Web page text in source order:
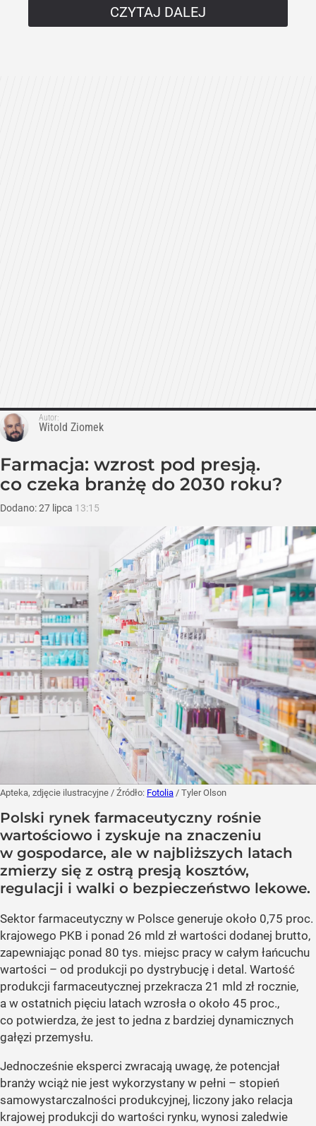
CZYTAJ DALEJ
Autor:
Witold Ziomek
Farmacja: wzrost pod presją.
co czeka branżę do 2030 roku?
Dodano:27 lipca 13:15
Apteka, zdjęcie ilustracyjne / Źródło: Fotolia / Tyler Olson
Polski rynek farmaceutyczny rośnie
wartościowo i zyskuje na znaczeniu
w gospodarce, ale w najbliższych latach
zmierzy się z ostrą presją kosztów,
regulacji i walki o bezpieczeństwo lekowe.
Sektor farmaceutyczny w Polsce generuje około 0,75 proc.
krajowego PKB i ponad 26 mld zł wartości dodanej brutto,
zapewniając ponad 80 tys. miejsc pracy w całym łańcuchu
wartości – od produkcji po dystrybucję i detal. Wartość
produkcji farmaceutycznej przekracza 21 mld zł rocznie,
a w ostatnich pięciu latach wzrosła o około 45 proc.,
co potwierdza, że jest to jedna z bardziej dynamicznych
gałęzi przemysłu.
Jednocześnie eksperci zwracają uwagę, że potencjał
branży wciąż nie jest wykorzystany w pełni – stopień
samowystarczalności produkcyjnej, liczony jako relacja
krajowej produkcji do wartości rynku, wynosi zaledwie